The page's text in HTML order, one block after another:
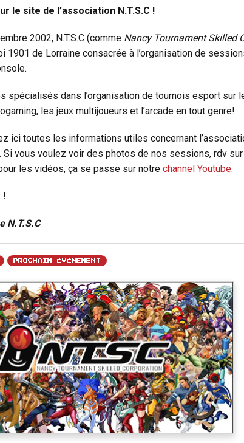
le site de l’association N.T.S.C !
2002, N.T.S.C (comme Nancy Tournament Skilled
1901 de Lorraine consacrée à l’organisation de
spécialisés dans l’organisation de tournois esport sur
les jeux multijoueurs et l’arcade en tout genre!
ici toutes les informations utiles concernant
Si vous voulez voir des photos de nos sessions, rdv
les vidéos, ça se passe sur notre channel Youtube.
!
N.T.S.C
PROCHAIN ÉVÉNEMENT